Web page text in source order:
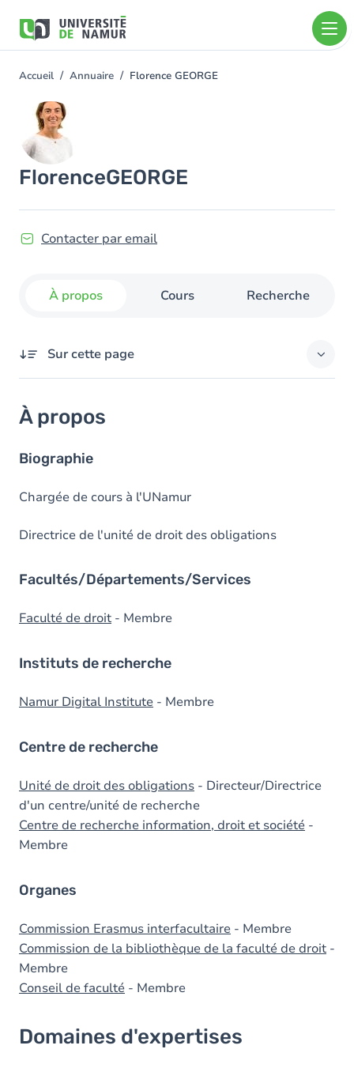
contenu
You
here
Accueil Annuaire Florence GEORGE
Image
FlorenceGEORGE
Contacter par email
À propos Cours Recherche
Sur cette page
Domaines d'expertises
Responsabilités externes
Diplômes
À propos
Biographie
Chargée de cours à l'UNamur
Directrice de l'unité de droit des obligations
Facultés/Départements/Services
Faculté de droit - Membre
Instituts de recherche
Namur Digital Institute - Membre
Centre de recherche
Unité de droit des obligations - Directeur/Directrice
d'un centre/unité de recherche
Centre de recherche information, droit et société -
Membre
Organes
Commission Erasmus interfacultaire - Membre
Commission de la bibliothèque de la faculté de droit -
Membre
Conseil de faculté - Membre
Domaines d'expertises